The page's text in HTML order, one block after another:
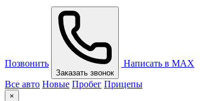
Позвонить
Заказать звонок
Написать в MAX
Все авто Новые Пробег Прицепы
×